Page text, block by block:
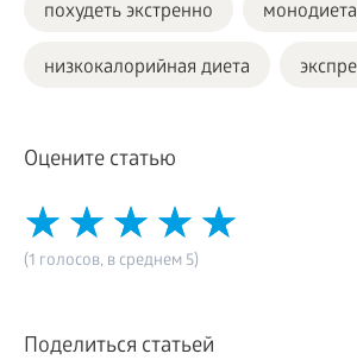
похудеть экстренно монодиета
низкокалорийная диета
Оцените статью
(1 голосов, в среднем 5)
Поделиться статьей